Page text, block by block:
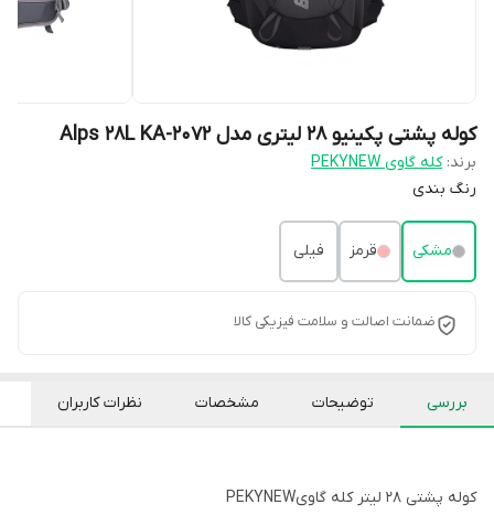
کوله پشتی پکینیو 28 لیتری مدل Alps 28L KA-2072
برند: کله گاوی PEKYNEW
رنگ بندی
مشکی قرمز فیلی
ضمانت اصالت و سلامت فیزیکی کالا
بررسی توضیحات مشخصات نظرات کاربران
کوله پشتی 28 لیتر کله گاویPEKYNEW